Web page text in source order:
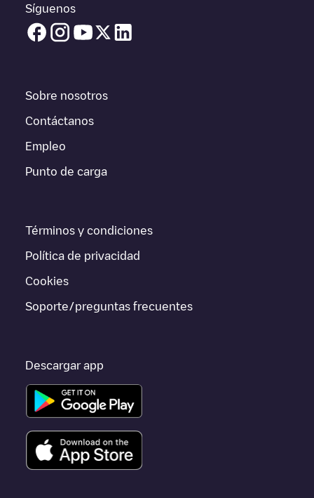
para vehículos eléctricos cercanas, así como si están en un
parking, en superficie y la distancia en KM a la que están.
laadpaalestá disponible, así como las indicaciones de acceso
y las instrucciones necesarias para que puedas realizar
UtrechtWe Drive Solar 18 kW V2G laadpaal
Si este cargador deUtrechtno vale para tu coche, existen
a otras ciudades comoVleuten
están cerca y se encuentran dentro de
Síguenos
Sobre nosotros
Contáctanos
Empleo
Punto de carga
Términos y condiciones
Política de privacidad
Cookies
Soporte/preguntas frecuentes
Descargar app